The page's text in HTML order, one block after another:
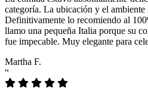
categoría. La ubicación y el ambiente
Definitivamente lo recomiendo al
llamo una pequeña Italia porque su
fue impecable. Muy elegante para
Martha F.
“